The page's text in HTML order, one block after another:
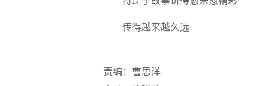
传得越来越久远
责编：曹思洋